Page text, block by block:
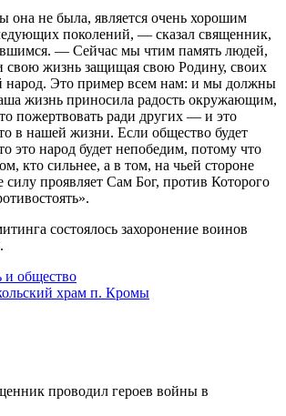
она не была, является очень хорошим
поколений, — сказал священник,
— Сейчас мы чтим память людей,
свою жизнь защищая свою Родину, своих
народ. Это пример всем нам: и мы должны
жизнь приносила радость окружающим,
пожертвовать ради других — и это
в нашей жизни. Если общество будет
это народ будет непобедим, потому что
кто сильнее, а в том, на чьей стороне
силу проявляет Сам Бог, против Которого
состоялось захоронение воинов
и общество
храм п. Кромы
проводил героев войны в